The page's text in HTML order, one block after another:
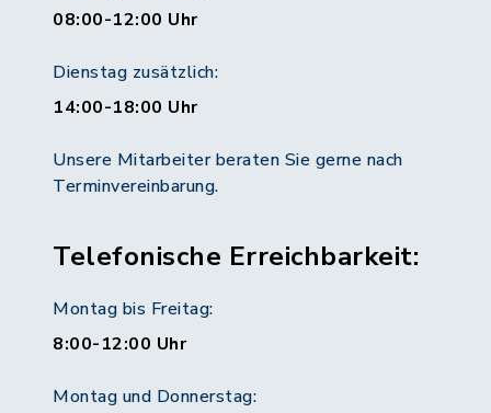
08:00-12:00 Uhr
Dienstag zusätzlich:
14:00-18:00 Uhr
Unsere Mitarbeiter beraten Sie gerne nach
Terminvereinbarung.
Telefonische Erreichbarkeit:
Montag bis Freitag:
8:00-12:00 Uhr
Montag und Donnerstag: